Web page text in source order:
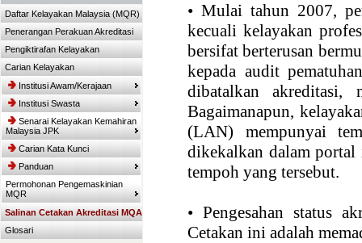
Daftar Kelayakan Malaysia (MQR)
Penerangan Perakuan Akreditasi
Pengiktirafan Kelayakan
Carian Kelayakan
Institusi Awam/Kerajaan
Institusi Swasta
Senarai Kelayakan Kemahiran
Malaysia JPK
Carian Kata Kunci
Panduan
Permohonan Pengemaskinian
MQR
Salinan Cetakan Akreditasi MQA
Glosari
• Mulai tahun 2007,
kecuali kelayakan
bersifat berterusan
kepada audit
dibatalkan akreditasi,
Bagaimanapun,
(LAN) mempunyai
dikekalkan dalam portal
tempoh yang tersebut.
• Pengesahan status
Cetakan ini adalah